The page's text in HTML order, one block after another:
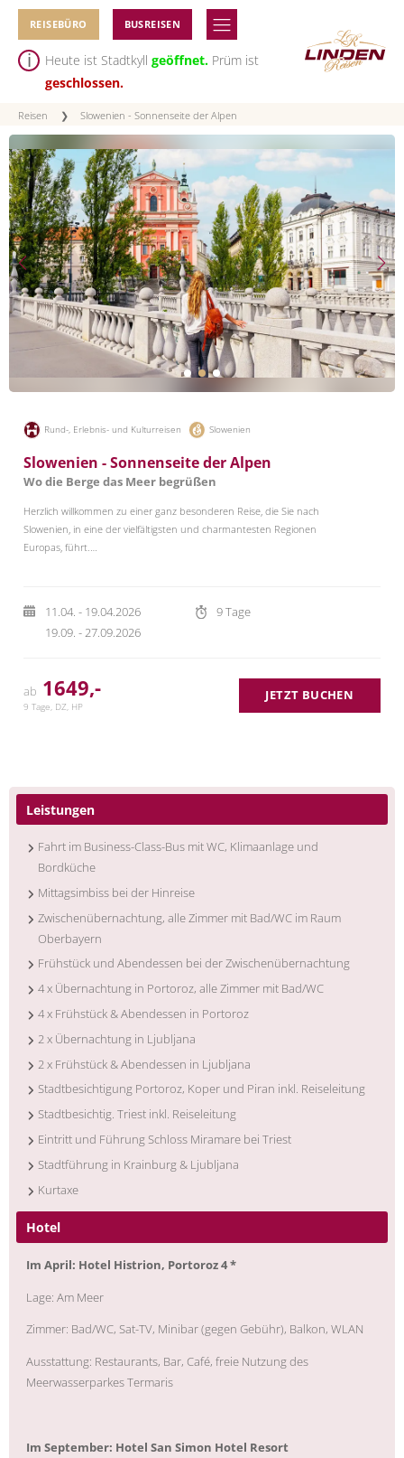
REISEBÜRO BUSREISEN
Heute ist Stadtkyll geöffnet. Prüm ist
geschlossen.
Reisen ❯ Slowenien - Sonnenseite der Alpen
Rund-, Erlebnis- und Kulturreisen Slowenien
Slowenien - Sonnenseite der Alpen
Wo die Berge das Meer begrüßen
Herzlich willkommen zu einer ganz besonderen Reise, die Sie nach
Slowenien, in eine der vielfältigsten und charmantesten Regionen
Europas, führt.…
11.04. - 19.04.2026
19.09. - 27.09.2026
9 Tage
ab 1649,-
9 Tage, DZ, HP
JETZT BUCHEN
Leistungen
Fahrt im Business-Class-Bus mit WC, Klimaanlage und
Bordküche
Mittagsimbiss bei der Hinreise
Zwischenübernachtung, alle Zimmer mit Bad/WC im Raum
Oberbayern
Frühstück und Abendessen bei der Zwischenübernachtung
4 x Übernachtung in Portoroz, alle Zimmer mit Bad/WC
4 x Frühstück & Abendessen in Portoroz
2 x Übernachtung in Ljubljana
2 x Frühstück & Abendessen in Ljubljana
Stadtbesichtigung Portoroz, Koper und Piran inkl. Reiseleitung
Stadtbesichtig. Triest inkl. Reiseleitung
Eintritt und Führung Schloss Miramare bei Triest
Stadtführung in Krainburg & Ljubljana
Kurtaxe
Hotel
Im April: Hotel Histrion, Portoroz 4 *
Lage:Am Meer
Zimmer: Bad/WC, Sat-TV, Minibar (gegen Gebühr), Balkon, WLAN
Ausstattung: Restaurants, Bar, Café, freie Nutzung des
Meerwasserparkes Termaris
Im September: Hotel San Simon Hotel Resort